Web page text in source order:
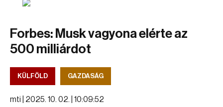
Forbes: Musk vagyona elérte az
500 milliárdot
KÜLFÖLD GAZDASÁG
mti | 2025. 10. 02. | 10:09:52